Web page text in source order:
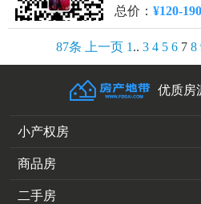
总价：¥120-
87条 上一页 1 .. 3 4 5 6 7 8
优质房
小产权房
商品房
二手房